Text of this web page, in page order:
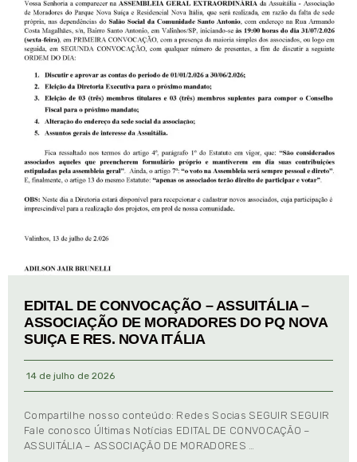
EDITAL DE CONVOCAÇÃO – ASSUITÁLIA –
ASSOCIAÇÃO DE MORADORES DO PQ NOVA
SUIÇA E RES. NOVA ITÁLIA
14 de julho de 2026
Compartilhe nosso conteúdo: Redes Socias SEGUIR SEGUIR
Fale conosco Últimas Notícias EDITAL DE CONVOCAÇÃO –
ASSUITÁLIA – ASSOCIAÇÃO DE MORADORES …